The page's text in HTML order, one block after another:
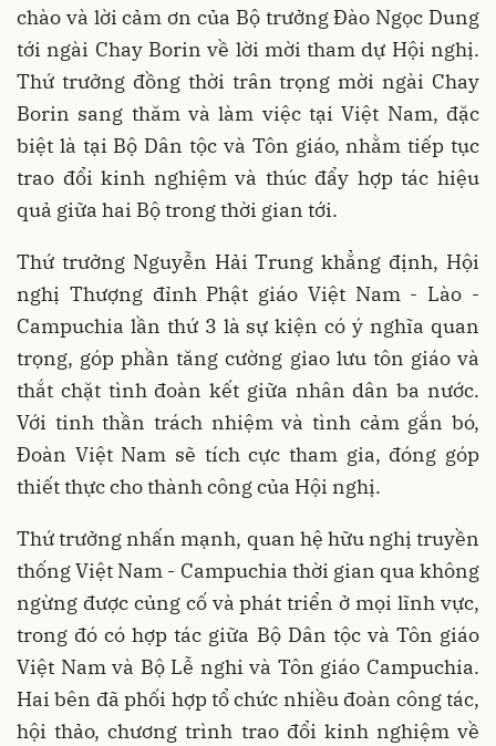
chào và lời cảm ơn của Bộ trưởng Đào Ngọc Dung
tới ngài Chay Borin về lời mời tham dự Hội nghị.
Thứ trưởng đồng thời trân trọng mời ngài Chay
Borin sang thăm và làm việc tại Việt Nam, đặc
biệt là tại Bộ Dân tộc và Tôn giáo, nhằm tiếp tục
trao đổi kinh nghiệm và thúc đẩy hợp tác hiệu
quả giữa hai Bộ trong thời gian tới.
Thứ trưởng Nguyễn Hải Trung khẳng định, Hội
nghị Thượng đỉnh Phật giáo Việt Nam - Lào -
Campuchia lần thứ 3 là sự kiện có ý nghĩa quan
trọng, góp phần tăng cường giao lưu tôn giáo và
thắt chặt tình đoàn kết giữa nhân dân ba nước.
Với tinh thần trách nhiệm và tình cảm gắn bó,
Đoàn Việt Nam sẽ tích cực tham gia, đóng góp
thiết thực cho thành công của Hội nghị.
Thứ trưởng nhấn mạnh, quan hệ hữu nghị truyền
thống Việt Nam - Campuchia thời gian qua không
ngừng được củng cố và phát triển ở mọi lĩnh vực,
trong đó có hợp tác giữa Bộ Dân tộc và Tôn giáo
Việt Nam và Bộ Lễ nghi và Tôn giáo Campuchia.
Hai bên đã phối hợp tổ chức nhiều đoàn công tác,
hội thảo, chương trình trao đổi kinh nghiệm về